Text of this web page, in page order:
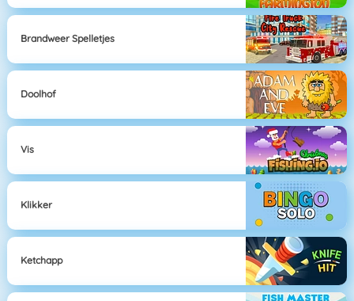
Brandweer Spelletjes
Doolhof
Vis
Klikker
Ketchapp